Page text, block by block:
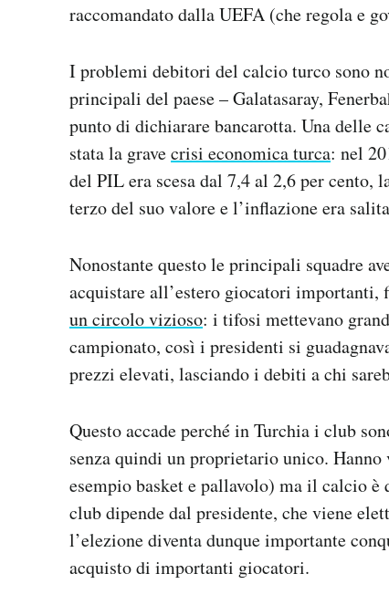
raccomandato dalla UEFA (che regola e
I problemi debitori del calcio turco sono
principali del paese – Galatasaray,
punto di dichiarare bancarotta. Una delle
stata la gravecrisi economica turca: nel
del PIL era scesa dal 7,4 al 2,6 per cento,
terzo del suo valore e l’inflazione era
Nonostante questo le principali squadre
acquistare all’estero giocatori importanti,
un circolo vizioso: i tifosi mettevano
campionato, così i presidenti si
prezzi elevati, lasciando i debiti a chi
Questo accade perché in Turchia i club
senza quindi un proprietario unico.
esempio basket e pallavolo) ma il calcio
club dipende dal presidente, che viene
l’elezione diventa dunque importante
acquisto di importanti giocatori.